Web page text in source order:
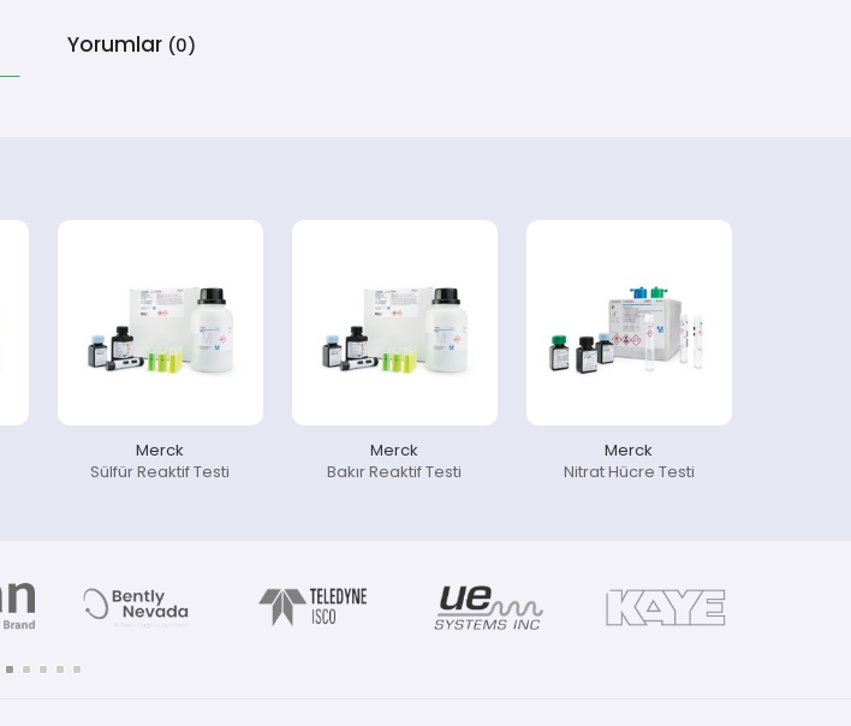
Yorumlar (0)
Merck
Sülfür Reaktif Testi
Merck
Bakır Reaktif Testi
Merck
Nitrat Hücre Testi